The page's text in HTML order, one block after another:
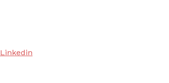
Linkedin